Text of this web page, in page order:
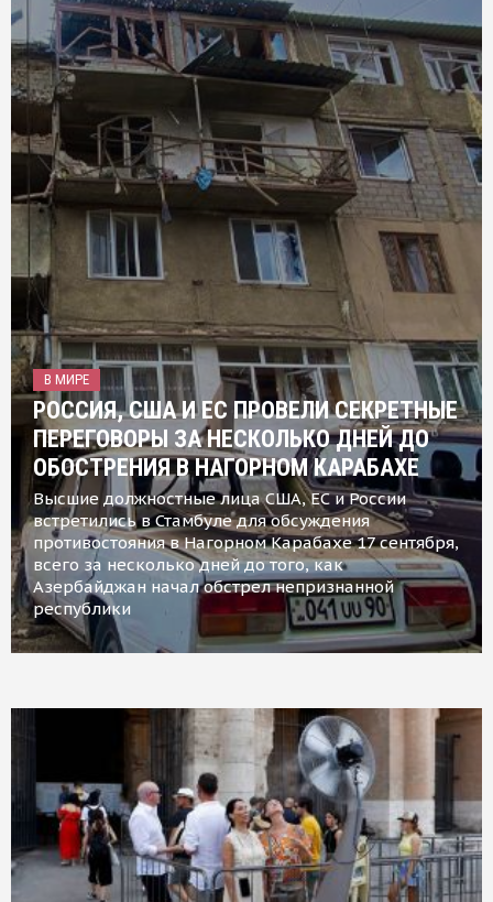
В МИРЕ
РОССИЯ, США И ЕС ПРОВЕЛИ СЕКРЕТНЫЕ
ПЕРЕГОВОРЫ ЗА НЕСКОЛЬКО ДНЕЙ ДО
ОБОСТРЕНИЯ В НАГОРНОМ КАРАБАХЕ
Высшие должностные лица США, ЕС и России
встретились в Стамбуле для обсуждения
противостояния в Нагорном Карабахе 17 сентября,
всего за несколько дней до того, как
Азербайджан начал обстрел непризнанной
республики